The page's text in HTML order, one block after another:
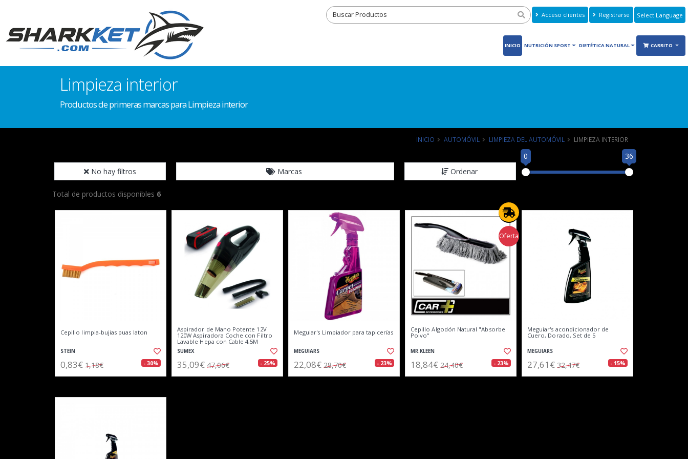
Acceso clientes Registrarse
Translate
INICIO NUTRICIÓN SPORT DIETÉTICA NATURAL CARRITO
Limpieza interior
Productos de primeras marcas para Limpieza interior
INICIO AUTOMÓVIL LIMPIEZA DEL AUTOMÓVIL LIMPIEZA INTERIOR
No hay filtros Marcas Ordenar
0 36
Total de productos disponibles 6
Cepillo limpia-bujias puas laton
STEIN
0,83€ 1,18€ - 30%
Aspirador de Mano Potente 12V
120W Aspiradora Coche con Filtro
Lavable Hepa con Cable 4,5M
SUMEX
35,09€ 47,06€ - 25%
Meguiar's Limpiador para tapicerías
MEGUIARS
22,08€ 28,70€ - 23%
Oferta
Cepillo Algodón Natural "Absorbe
Polvo"
MR.KLEEN
18,84€ 24,40€ - 23%
Meguiar's acondicionador de
Cuero, Dorado, Set de 5
MEGUIARS
27,61€ 32,47€ - 15%